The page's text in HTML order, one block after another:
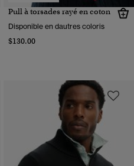
Pull à torsades rayé en coton
Disponible en dautres coloris
$130.00